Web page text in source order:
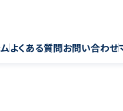
よくある質問お問い合わせ